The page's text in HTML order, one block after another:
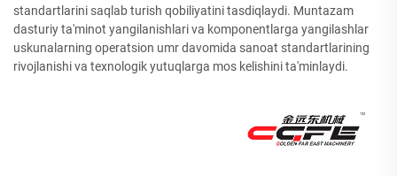
standartlarini saqlab turish qobiliyatini tasdiqlaydi. Muntazam
dasturiy ta'minot yangilanishlari va komponentlarga yangilashlar
uskunalarning operatsion umr davomida sanoat standartlarining
rivojlanishi va texnologik yutuqlarga mos kelishini ta'minlaydi.